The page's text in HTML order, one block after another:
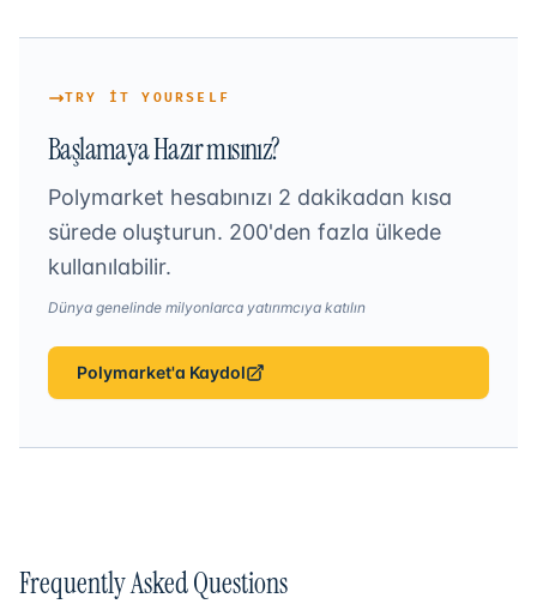
TRY IT YOURSELF
Başlamaya Hazır mısınız?
Polymarket hesabınızı 2 dakikadan kısa
sürede oluşturun. 200'den fazla ülkede
kullanılabilir.
Dünya genelinde milyonlarca yatırımcıya katılın
Polymarket'a Kaydol
Frequently Asked Questions